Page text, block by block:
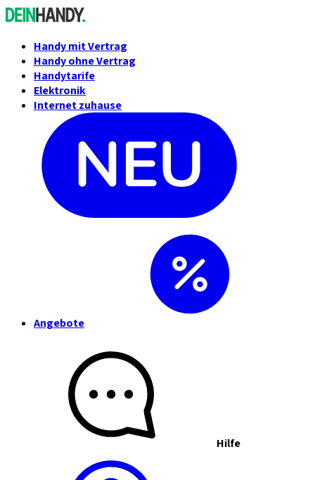
Handy mit Vertrag
Handy ohne Vertrag
Handytarife
Elektronik
Internet zuhause
Angebote
Hilfe